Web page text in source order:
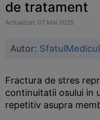
de tratament
Actualizat: 07 Mai 2025
Autor:
Fractura de stres
continuitatii osului in
repetitiv asupra